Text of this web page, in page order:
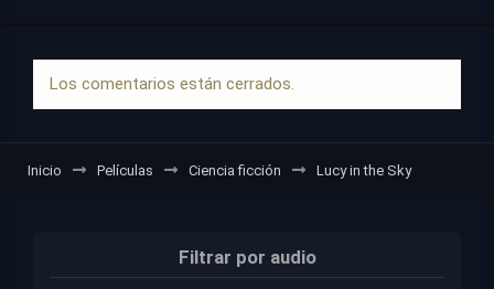
Los comentarios están cerrados.
Inicio Películas Ciencia ficción Lucy in the Sky
Filtrar por audio